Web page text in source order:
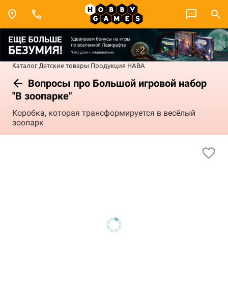
Каталог Детские товары Продукция HABA
Вопросы про Большой игровой набор
"В зоопарке"
Коробка, которая трансформируется в весёлый
зоопарк